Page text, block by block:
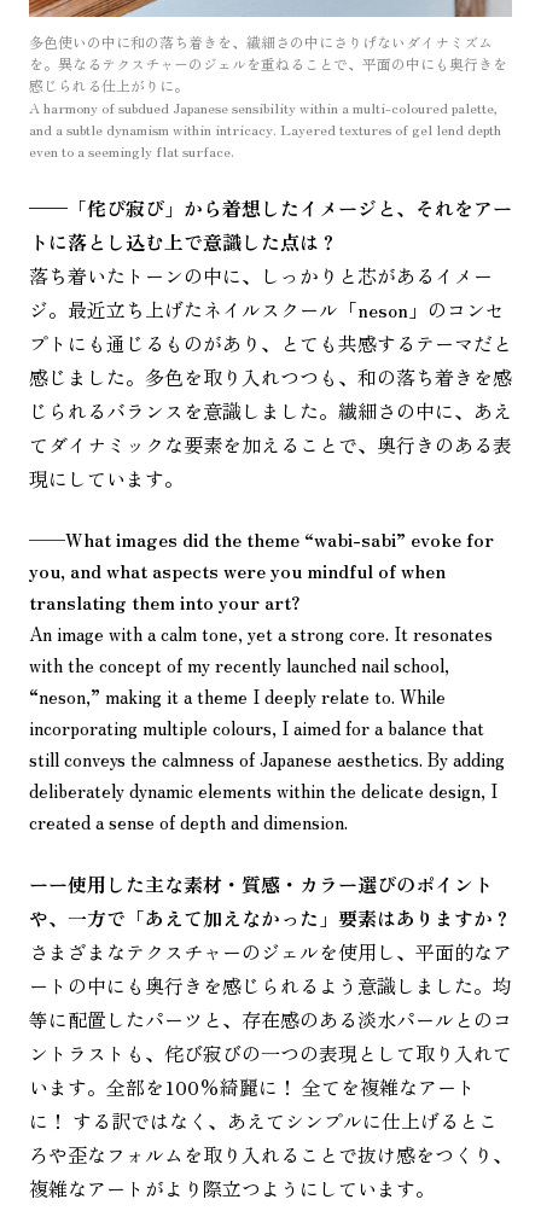
多色使いの中に和の落ち着きを、繊細さの中にさりげないダイナミズム
を。異なるテクスチャーのジェルを重ねることで、平面の中にも奥行きを
感じられる仕上がりに。
A harmony of subdued Japanese sensibility within a multi-coloured palette,
and a subtle dynamism within intricacy. Layered textures of gel lend depth
even to a seemingly flat surface.
—— 「侘び寂び」から着想したイメージと、それをアー
トに落とし込む上で意識した点は？
落ち着いたトーンの中に、しっかりと芯があるイメー
ジ。最近立ち上げたネイルスクール「neson」のコンセ
プトにも通じるものがあり、とても共感するテーマだと
感じました。多色を取り入れつつも、和の落ち着きを感
じられるバランスを意識しました。繊細さの中に、あえ
てダイナミックな要素を加えることで、奥行きのある表
現にしています。
——What images did the theme “wabi-sabi” evoke for
you, and what aspects were you mindful of when
translating them into your art?
An image with a calm tone, yet a strong core. It resonates
with the concept of my recently launched nail school,
“neson,” making it a theme I deeply relate to. While
incorporating multiple colours, I aimed for a balance that
still conveys the calmness of Japanese aesthetics. By adding
deliberately dynamic elements within the delicate design, I
created a sense of depth and dimension.
ーー使用した主な素材・質感・カラー選びのポイント
や、一方で「あえて加えなかった」要素はありますか？
さまざまなテクスチャーのジェルを使用し、平面的なア
ートの中にも奥行きを感じられるよう意識しました。均
等に配置したパーツと、存在感のある淡水パールとのコ
ントラストも、侘び寂びの一つの表現として取り入れて
います。全部を100%綺麗に！ 全てを複雑なアート
に！ する訳ではなく、あえてシンプルに仕上げるとこ
ろや歪なフォルムを取り入れることで抜け感をつくり、
複雑なアートがより際立つようにしています。